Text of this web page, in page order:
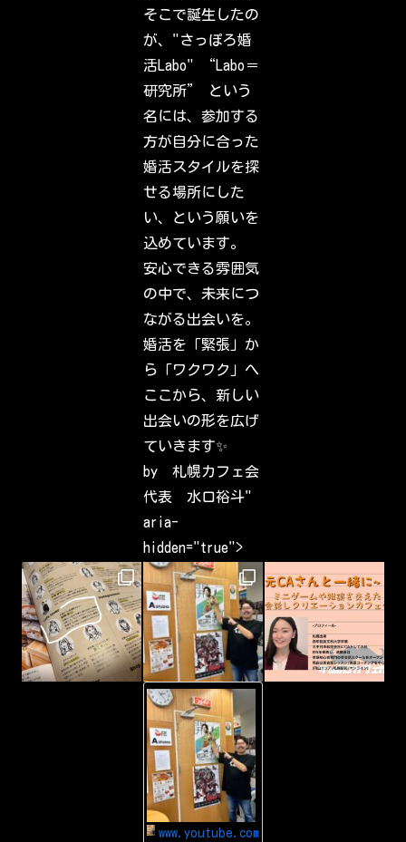
e
c
k
o
u
t
w
h
a
t
o
u
r
f
r
i
e
n
d
,
a
m
i
l
y
&
i
t
e
r
s
t
s
h
a
e
b
e
e
c
a
p
u
r
i
n
g
h
a
i
g
a
r
o
そこで誕生したの
が、"さっぽろ婚
活Labo" “Labo＝
研究所” という
名には、参加する
方が自分に合った
婚活スタイルを探
せる場所にした
い、という願いを
込めています。
安心できる雰囲気
の中で、未来につ
ながる出会いを。
婚活を「緊張」か
ら「ワクワク」へ
ここから、新しい
出会いの形を広げ
ていきます✨
by 札幌カフェ会
代表 水口裕斗"
aria-
hidden="true">
www.youtube.com